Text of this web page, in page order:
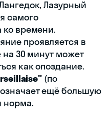
Лазурный
самого
ко времени.
проявляется в
на 30 минут может
как опоздание.
(по
ещё большую
норма.